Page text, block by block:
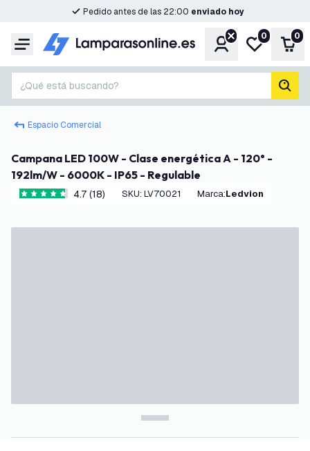
Pedido antes de las 22:00 enviado hoy
Menú CuentaMi lista de
0 0
¿Qué está buscando?
Espacio Comercial
Campana LED 100W - Clase energética A - 120° -
192lm/W - 6000K - IP65 - Regulable
4.7 estrellas de puntuación
4.7 (18) SKU: LV70021 Marca: Ledvion